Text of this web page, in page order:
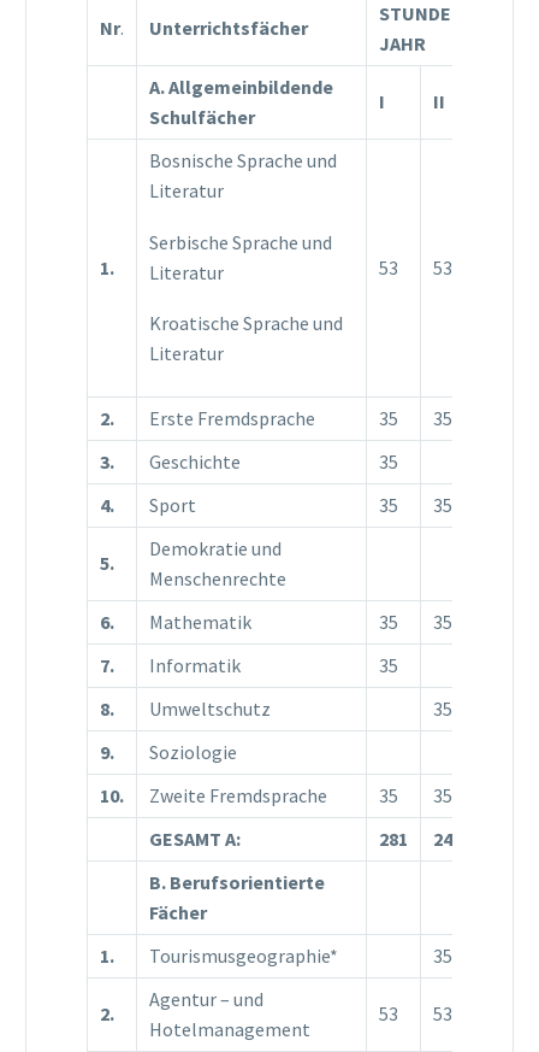
Nr. Unterrichtsfächer
STUNDENZAHL
JAHR
A. Allgemeinbildende
Schulfächer
I II
1.
Bosnische Sprache und
Literatur
Serbische Sprache und
Literatur
Kroatische Sprache und
Literatur
53 53
2. Erste Fremdsprache 35 35
3.
Geschichte
35
4.
Sport 35 35
5.
Demokratie und
Menschenrechte
6. Mathematik 35 35
7.
Informatik
35
8.
Umweltschutz
35
9.
Soziologie
10.
Zweite Fremdsprache 35 35
GESAMT A:
281 246
B. Berufsorientierte
Fächer
1.
Tourismusgeographie* 35
2.
Agentur – und
Hotelmanagement
53 53